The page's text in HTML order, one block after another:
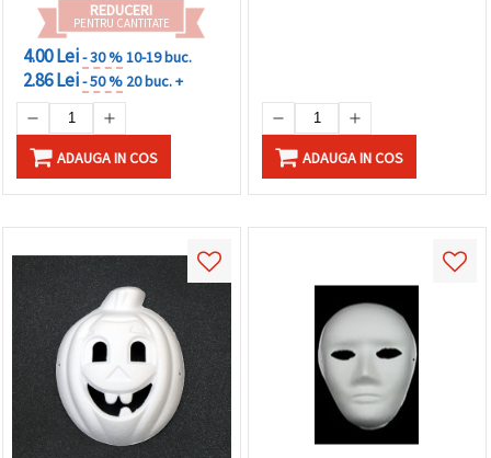
Аcceptati
toate!
Setări
REDUCERI
PENTRU CANTITATE
4.00 Lei- 30 %10-19 buc.
2.86 Lei- 50 % 20 buc. +
ADAUGA IN COS ADAUGA IN COS